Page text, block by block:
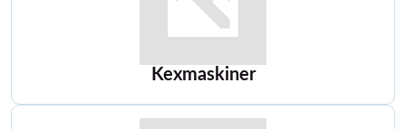
Kexmaskiner